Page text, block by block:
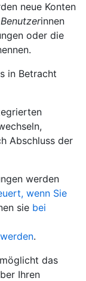
neue Konten
innen
oder die
in Betracht
Abschluss der
werden
wenn Sie
sie bei
.
das
Ihren